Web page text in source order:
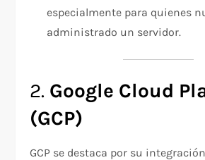
especialmente para quienes
administrado un servidor.
2. Google Cloud
(GCP)
GCP se destaca por su